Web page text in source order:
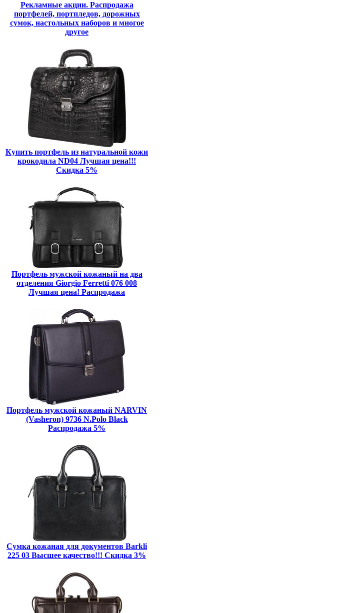
Рекламные акции. Распродажа
портфелей, портпледов, дорожных
сумок, настольных наборов и многое
другое
Купить портфель из натуральной кожи
крокодила ND04 Лучшая цена!!!
Скидка 5%
Портфель мужской кожаный на два
отделения Giorgio Ferretti 076 008
Лучшая цена! Распродажа
Портфель мужской кожаный NARVIN
(Vasheron) 9736 N.Polo Black
Распродажа 5%
Сумка кожаная для документов Barkli
225 03 Высшее качество!!! Скидка 3%